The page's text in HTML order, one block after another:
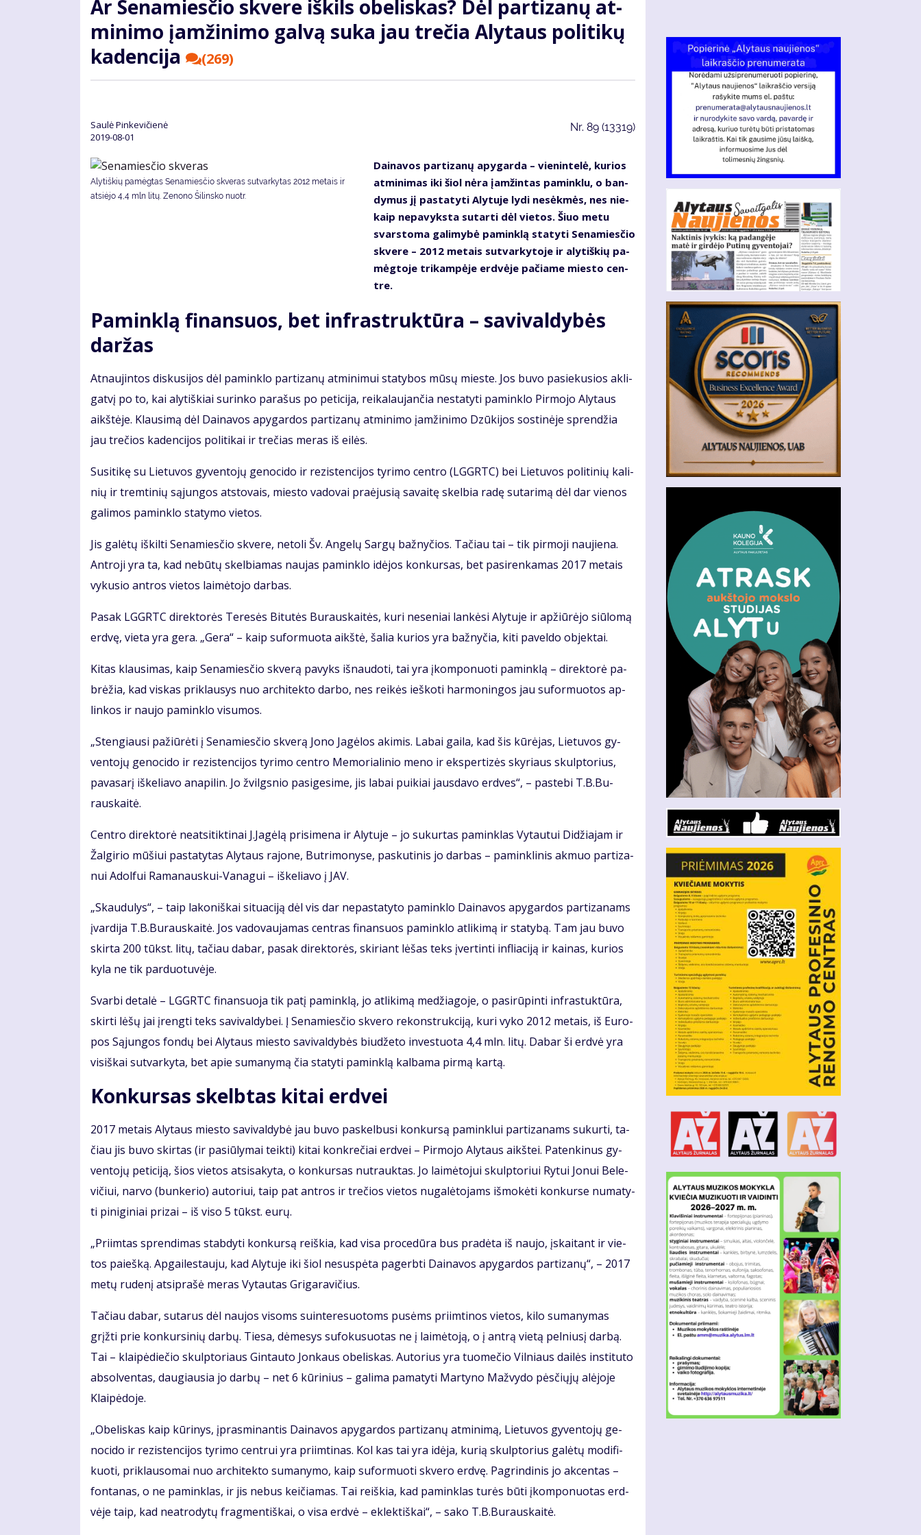
Ar Se­na­mies­čio skve­re iš­kils obe­lis­kas? Dėl par­ti­za­nų at­
mi­ni­mo įam­ži­ni­mo gal­vą su­ka jau tre­čia Aly­taus po­li­ti­kų
ka­den­ci­ja
(269)
Saulė Pinkevičienė
2019-08-01
Nr. 89 (13319)
Alytiškių pamėgtas Senamiesčio skveras sutvarkytas 2012 metais ir
atsiėjo 4,4 mln litų. Ze­no­no Ši­lins­ko nuotr.
Dai­na­vos par­ti­za­nų apy­gar­da – vie­nin­te­lė, ku­rios
at­mi­ni­mas iki šiol nė­ra įam­žin­tas pa­min­klu, o ban­
dy­mus jį pa­sta­ty­ti Aly­tu­je ly­di ne­sėk­mės, nes nie­
kaip ne­pa­vyks­ta su­tar­ti dėl vie­tos. Šiuo me­tu
svars­to­ma ga­li­my­bė pa­min­klą sta­ty­ti Se­na­mies­čio
skve­re – 2012 me­tais su­tvar­ky­to­je ir aly­tiš­kių pa­
mėg­to­je tri­kam­pė­je erd­vė­je pa­čia­me mies­to cen­
tre.
Pa­min­klą fi­nan­suos, bet in­fra­struk­tū­ra – sa­vi­val­dy­bės
dar­žas
At­nau­jin­tos dis­ku­si­jos dėl pa­min­klo par­ti­za­nų at­mi­ni­mui sta­ty­bos mū­sų mies­te. Jos bu­vo pa­sie­ku­sios ak­li­
gat­vį po to, kai aly­tiš­kiai su­rin­ko pa­ra­šus po pe­ti­ci­ja, rei­ka­lau­jan­čia ne­sta­ty­ti pa­min­klo Pir­mo­jo Aly­taus
aikš­tė­je. Klau­si­mą dėl Dai­na­vos apy­gar­dos par­ti­za­nų at­mi­ni­mo įam­ži­ni­mo Dzū­ki­jos sos­ti­nė­je spren­džia
jau tre­čios ka­den­ci­jos po­li­ti­kai ir tre­čias me­ras iš ei­lės.
Su­si­ti­kę su Lie­tu­vos gy­ven­to­jų ge­no­ci­do ir re­zis­ten­ci­jos ty­ri­mo cen­tro (LGGRTC) bei Lie­tu­vos po­li­ti­nių ka­li­
nių ir trem­ti­nių są­jun­gos at­sto­vais, mies­to va­do­vai pra­ėju­sią sa­vai­tę skel­bia ra­dę su­ta­ri­mą dėl dar vie­nos
ga­li­mos pa­min­klo sta­ty­mo vie­tos.
Jis ga­lė­tų iš­kil­ti Se­na­mies­čio skve­re, ne­to­li Šv. An­ge­lų Sar­gų baž­ny­čios. Ta­čiau tai – tik pir­mo­ji nau­jie­na.
Ant­ro­ji yra ta, kad ne­bū­tų skel­bia­mas nau­jas pa­min­klo idė­jos kon­kur­sas, bet pa­si­ren­ka­mas 2017 me­tais
vy­ku­sio ant­ros vie­tos lai­mė­to­jo dar­bas.
Pa­sak LGGRTC di­rek­to­rės Te­re­sės Bi­tu­tės Bu­raus­kai­tės, ku­ri ne­se­niai lan­kė­si Aly­tu­je ir ap­žiū­rė­jo siū­lo­mą
erd­vę, vie­ta yra ge­ra. „Ge­ra“ – kaip su­for­muo­ta aikš­tė, ša­lia ku­rios yra baž­ny­čia, ki­ti pa­vel­do ob­jek­tai.
Ki­tas klau­si­mas, kaip Se­na­mies­čio skve­rą pa­vyks iš­nau­do­ti, tai yra įkom­po­nuo­ti pa­min­klą – di­rek­to­rė pa­
brė­žia, kad vis­kas pri­klau­sys nuo ar­chi­tek­to dar­bo, nes rei­kės ieš­ko­ti har­mo­nin­gos jau su­for­muo­tos ap­
lin­kos ir nau­jo pa­min­klo vi­su­mos.
„Sten­giau­si pa­žiū­rė­ti į Se­na­mies­čio skve­rą Jo­no Ja­gė­los aki­mis. La­bai gai­la, kad šis kū­rė­jas, Lie­tu­vos gy­
ven­to­jų ge­no­ci­do ir re­zis­ten­ci­jos ty­ri­mo cen­tro Me­mo­ria­li­nio me­no ir eks­per­ti­zės sky­riaus skulp­to­rius,
pa­va­sa­rį iš­ke­lia­vo ana­pi­lin. Jo žvilgs­nio pa­si­ge­si­me, jis la­bai pui­kiai jaus­da­vo erd­ves“, – pa­ste­bi T.B.Bu­
raus­kai­tė.
Cen­tro di­rek­to­rė ne­at­si­tik­ti­nai J.Ja­gė­lą pri­si­me­na ir Aly­tu­je – jo su­kur­tas pa­min­klas Vy­tau­tui Di­džia­jam ir
Žal­gi­rio mū­šiui pa­sta­ty­tas Aly­taus ra­jo­ne, But­ri­mo­ny­se, pas­ku­ti­nis jo dar­bas – pa­min­kli­nis ak­muo par­ti­za­
nui Adol­fui Ra­ma­naus­kui-Va­na­gui – iš­ke­lia­vo į JAV.
„Skau­du­lys“, – taip la­ko­niš­kai si­tu­a­ci­ją dėl vis dar ne­pa­sta­ty­to pa­min­klo Dai­na­vos apy­gar­dos par­ti­za­nams
įvar­di­ja T.B.Bu­raus­kai­tė. Jos va­do­vau­ja­mas cen­tras fi­nan­suos pa­min­klo at­li­ki­mą ir sta­ty­bą. Tam jau bu­vo
skir­ta 200 tūkst. li­tų, ta­čiau da­bar, pa­sak di­rek­to­rės, ski­riant lė­šas teks įver­tin­ti in­flia­ci­ją ir kai­nas, ku­rios
ky­la ne tik par­duo­tu­vė­je.
Svar­bi de­ta­lė – LGGRTC fi­nan­suo­ja tik pa­tį pa­min­klą, jo at­li­ki­mą me­džia­go­je, o pa­si­rū­pin­ti in­fra­stuk­tū­ra,
skir­ti lė­šų jai įreng­ti teks sa­vi­val­dy­bei. Į Se­na­mies­čio skve­ro re­konst­ruk­ci­ją, ku­ri vy­ko 2012 me­tais, iš Eu­ro­
pos Są­jun­gos fon­dų bei Aly­taus mies­to sa­vi­val­dy­bės biu­dže­to in­ves­tuo­ta 4,4 mln. li­tų. Da­bar ši erd­vė yra
vi­siš­kai su­tvar­ky­ta, bet apie su­ma­ny­mą čia sta­ty­ti pa­min­klą kal­ba­ma pir­mą kar­tą.
Kon­kur­sas skelb­tas ki­tai erd­vei
2017 me­tais Aly­taus mies­to sa­vi­val­dy­bė jau bu­vo pa­skel­bu­si kon­kur­są pa­min­klui par­ti­za­nams su­kur­ti, ta­
čiau jis bu­vo skir­tas (ir pa­siū­ly­mai teik­ti) ki­tai kon­kre­čiai erd­vei – Pir­mo­jo Aly­taus aikš­tei. Pa­ten­ki­nus gy­
ven­to­jų pe­ti­ci­ją, šios vie­tos at­si­sa­ky­ta, o kon­kur­sas nu­trauk­tas. Jo lai­mė­to­jui skulp­to­riui Ry­tui Jo­nui Be­le­
vi­čiui, nar­vo (bun­ke­rio) au­to­riui, taip pat ant­ros ir tre­čios vie­tos nu­ga­lė­to­jams iš­mo­kė­ti kon­kur­se nu­ma­ty­
ti pi­ni­gi­niai pri­zai – iš vi­so 5 tūkst. eu­rų.
„Pri­im­tas spren­di­mas stab­dy­ti kon­kur­są reiš­kia, kad vi­sa pro­ce­dū­ra bus pra­dė­ta iš nau­jo, įskai­tant ir vie­
tos pa­ieš­ką. Ap­gai­les­tau­ju, kad Aly­tu­je iki šiol ne­su­spė­ta pa­gerb­ti Dai­na­vos apy­gar­dos par­ti­za­nų“, – 2017
me­tų ru­de­nį at­si­pra­šė me­ras Vy­tau­tas Gri­ga­ra­vi­čius.
Ta­čiau da­bar, su­ta­rus dėl nau­jos vi­soms su­in­te­re­suo­toms pu­sėms pri­im­ti­nos vie­tos, ki­lo su­ma­ny­mas
grįž­ti prie kon­kur­si­nių dar­bų. Tie­sa, dė­me­sys su­fo­ku­suo­tas ne į lai­mė­to­ją, o į an­trą vie­tą pel­niu­sį dar­bą.
Tai – klai­pė­die­čio skulp­to­riaus Gin­tau­to Jon­kaus obe­lis­kas. Au­to­rius yra tuo­me­čio Vil­niaus dai­lės ins­ti­tu­to
ab­sol­ven­tas, dau­giau­sia jo dar­bų – net 6 kū­ri­nius – ga­li­ma pa­ma­ty­ti Mar­ty­no Maž­vy­do pės­čių­jų alė­jo­je
Klai­pė­do­je.
„Obe­lis­kas kaip kū­ri­nys, įpras­mi­nan­tis Dai­na­vos apy­gar­dos par­ti­za­nų at­mi­ni­mą, Lie­tu­vos gy­ven­to­jų ge­
no­ci­do ir re­zis­ten­ci­jos ty­ri­mo cen­trui yra pri­im­ti­nas. Kol kas tai yra idė­ja, ku­rią skulp­to­rius ga­lė­tų mo­di­fi­
kuo­ti, pri­klau­so­mai nuo ar­chi­tek­to su­ma­ny­mo, kaip su­for­muo­ti skve­ro erd­vę. Pa­grin­di­nis jo ak­cen­tas –
fon­ta­nas, o ne pa­min­klas, ir jis ne­bus kei­čia­mas. Tai reiš­kia, kad pa­min­klas tu­rės bū­ti įkom­po­nuo­tas erd­
vė­je taip, kad ne­at­ro­dy­tų frag­men­tiš­kai, o vi­sa erd­vė – ek­lek­tiš­kai“, – sa­ko T.B.Bu­raus­kai­tė.